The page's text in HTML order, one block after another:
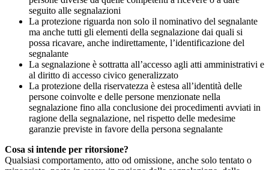
seguito alle segnalazioni
La protezione riguarda non solo il nominativo del segnalante
ma anche tutti gli elementi della segnalazione dai quali si
possa ricavare, anche indirettamente, l’identificazione del
segnalante
La segnalazione è sottratta all’accesso agli atti amministrativi e
al diritto di accesso civico generalizzato
La protezione della riservatezza è estesa all’identità delle
persone coinvolte e delle persone menzionate nella
segnalazione fino alla conclusione dei procedimenti avviati in
ragione della segnalazione, nel rispetto delle medesime
garanzie previste in favore della persona segnalante
Cosa si intende per ritorsione?
Qualsiasi comportamento, atto od omissione, anche solo tentato o